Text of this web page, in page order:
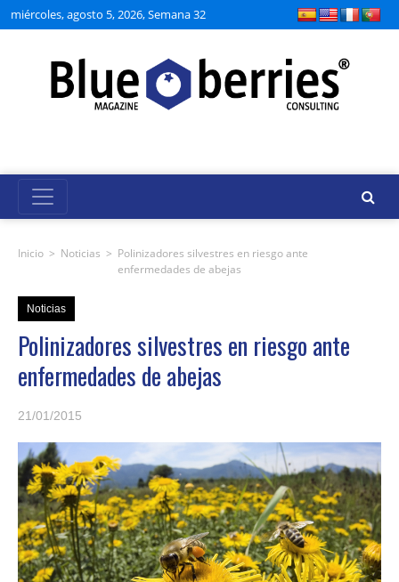
miércoles, agosto 5, 2026, Semana 32
Inicio > Noticias > Polinizadores silvestres en riesgo ante
enfermedades de abejas
Noticias
Polinizadores silvestres en riesgo ante
enfermedades de abejas
21/01/2015